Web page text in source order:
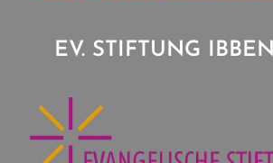
EV. STIFTUNG